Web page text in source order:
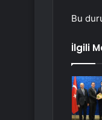
Bu
İlgili